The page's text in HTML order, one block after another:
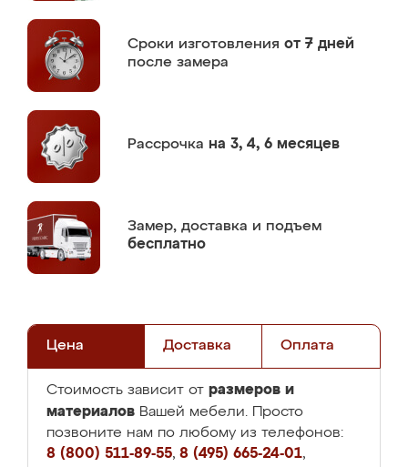
Сроки изготовления от 7 дней
после замера
Рассрочка на 3, 4, 6 месяцев
Замер, доставка и подъем
бесплатно
Цена Доставка Оплата
Стоимость зависит от размеров и
материалов Вашей мебели. Просто
позвоните нам по любому из телефонов:
8 (800) 511-89-55, 8 (495) 665-24-01,